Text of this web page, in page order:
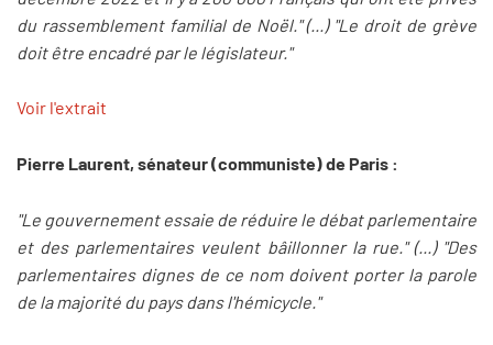
du rassemblement familial de Noël." (...) "Le droit de grève
doit être encadré par le législateur."
Voir l'extrait
Pierre Laurent, sénateur (communiste) de Paris :
"Le gouvernement essaie de réduire le débat parlementaire
et des parlementaires veulent bâillonner la rue." (...) "Des
parlementaires dignes de ce nom doivent porter la parole
de la majorité du pays dans l'hémicycle."